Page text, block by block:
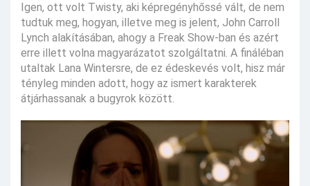
Igen, ott volt Twisty, aki képregényhőssé vált, de nem
tudtuk meg, hogyan, illetve meg is jelent, John Carroll
Lynch alakításában, ahogy a Freak Show-ban és azért
erre illett volna magyarázatot szolgáltatni. A fináléban
utaltak Lana Wintersre, de ez édeskevés volt, hisz már
tényleg minden adott, hogy az ismert karakterek
átjárhassanak a bugyrok között.